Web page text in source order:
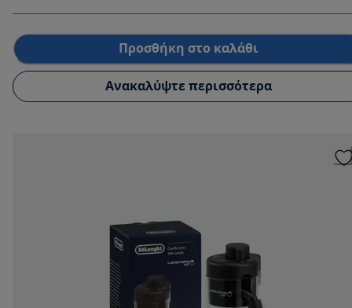
Προσθήκη στο καλάθι
Ανακαλύψτε περισσότερα